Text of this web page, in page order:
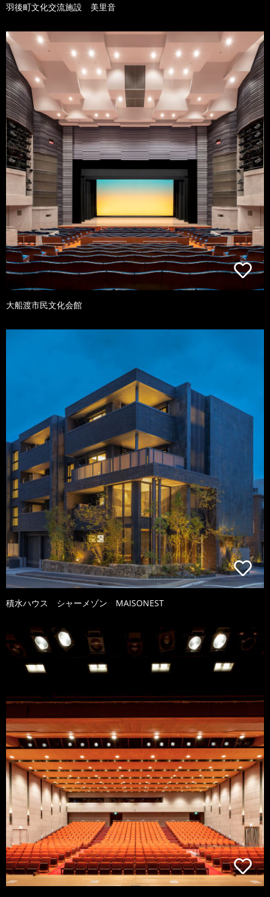
羽後町文化交流施設 美里音
大船渡市民文化会館
積水ハウス シャーメゾン MAISONEST